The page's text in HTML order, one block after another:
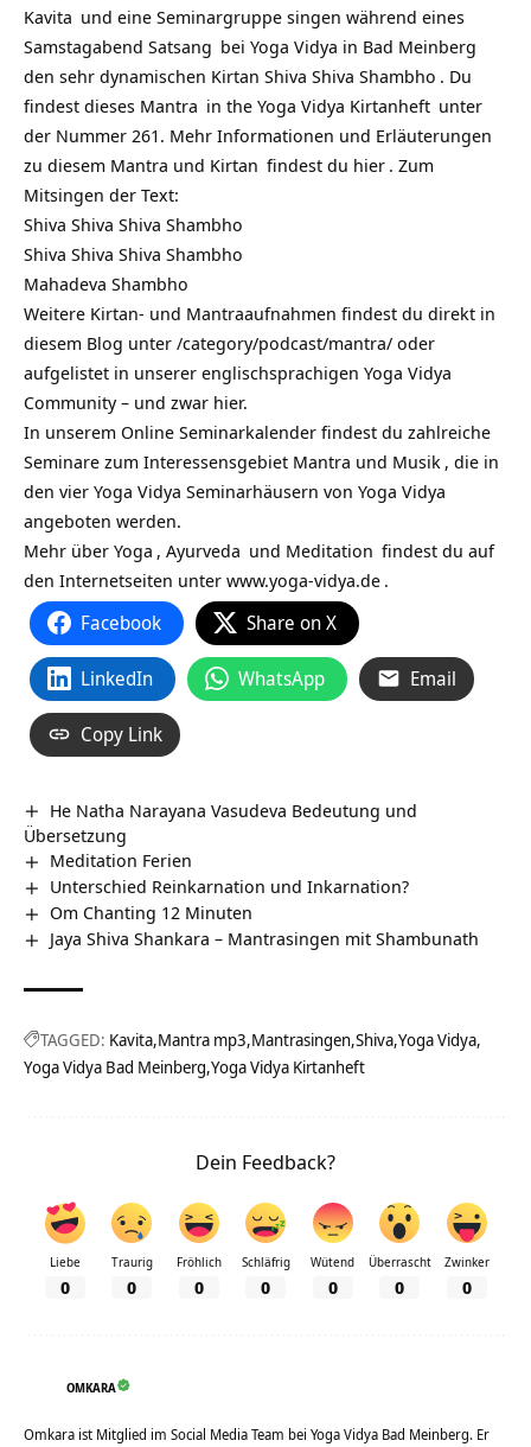
Kavita und eine Seminargruppe singen während eines
Samstagabend Satsang bei Yoga Vidya in Bad Meinberg
den sehr dynamischen Kirtan Shiva Shiva Shambho . Du
findest dieses Mantra in the Yoga Vidya Kirtanheft unter
der Nummer 261. Mehr Informationen und Erläuterungen
zu diesem Mantra und Kirtan findest du hier . Zum
Mitsingen der Text:
Shiva Shiva Shiva Shambho
Shiva Shiva Shiva Shambho
Mahadeva Shambho
Weitere Kirtan- und Mantraaufnahmen findest du direkt in
diesem Blog unter /category/podcast/mantra/ oder
aufgelistet in unserer englischsprachigen Yoga Vidya
Community – und zwar hier.
In unserem Online Seminarkalender findest du zahlreiche
Seminare zum Interessensgebiet Mantra und Musik , die in
den vier Yoga Vidya Seminarhäusern von Yoga Vidya
angeboten werden.
Mehr über Yoga , Ayurveda und Meditation findest du auf
den Internetseiten unter www.yoga-vidya.de .
Facebook Share on X
LinkedIn WhatsApp Email
Copy Link
He Natha Narayana Vasudeva Bedeutung und
Übersetzung
Meditation Ferien
Unterschied Reinkarnation und Inkarnation?
Om Chanting 12 Minuten
Jaya Shiva Shankara – Mantrasingen mit Shambunath
TAGGED: Kavita Mantra mp3 Mantrasingen Shiva Yoga Vidya
Yoga Vidya Bad Meinberg Yoga Vidya Kirtanheft
Dein Feedback?
Liebe
0
Traurig
0
Fröhlich
0
Schläfrig
0
Wütend
0
Überrascht
0
Zwinker
0
OMKARA
Omkara ist Mitglied im Social Media Team bei Yoga Vidya Bad Meinberg. Er